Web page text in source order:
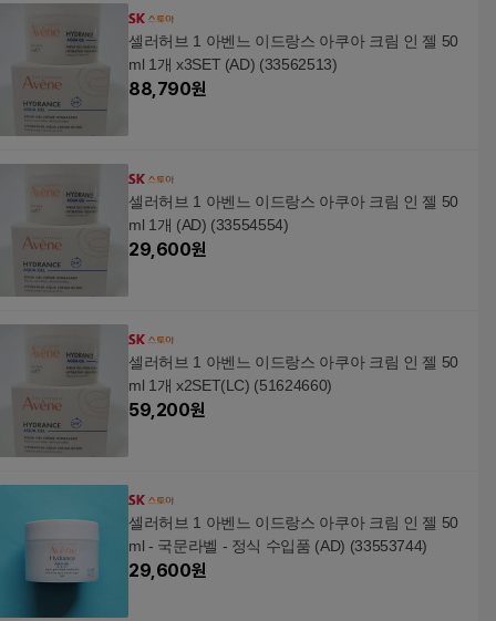
셀러허브 1 아벤느 이드랑스 아쿠아 크림 인 젤 50
ml 1개 x3SET (AD) (33562513)
88,790원
셀러허브 1 아벤느 이드랑스 아쿠아 크림 인 젤 50
ml 1개 (AD) (33554554)
29,600원
셀러허브 1 아벤느 이드랑스 아쿠아 크림 인 젤 50
ml 1개 x2SET(LC) (51624660)
59,200원
셀러허브 1 아벤느 이드랑스 아쿠아 크림 인 젤 50
ml - 국문라벨 - 정식 수입품 (AD) (33553744)
29,600원